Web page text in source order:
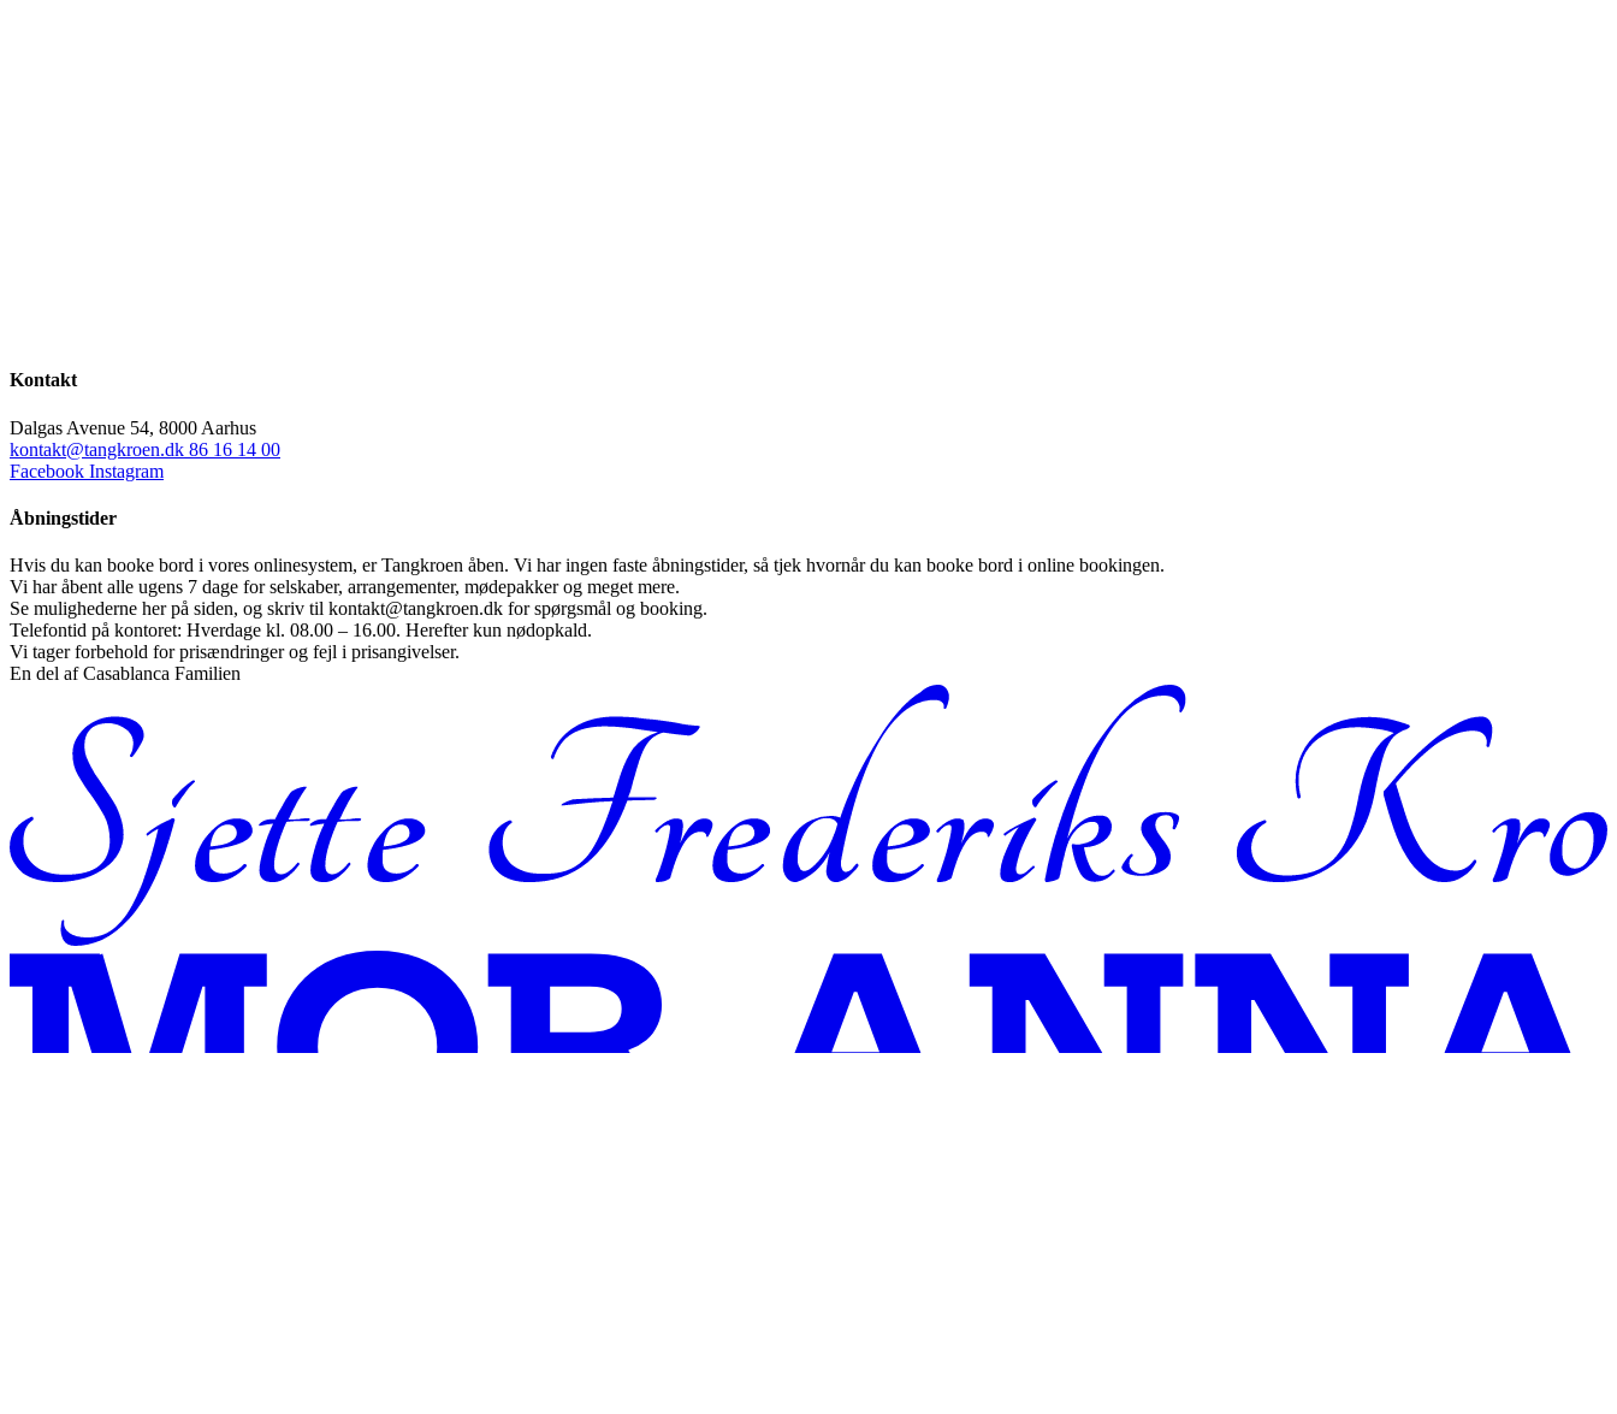
Kontakt
Dalgas Avenue 54, 8000 Aarhus
kontakt@tangkroen.dk 86 16 14 00
Facebook Instagram
Åbningstider
Hvis du kan booke bord i vores onlinesystem, er Tangkroen åben. Vi har ingen faste åbningstider, så tjek hvornår du kan booke bord i online bookingen.
Vi har åbent alle ugens 7 dage for selskaber, arrangementer, mødepakker og meget mere.
Se mulighederne her på siden, og skriv til kontakt@tangkroen.dk for spørgsmål og booking.
Telefontid på kontoret: Hverdage kl. 08.00 – 16.00. Herefter kun nødopkald.
Vi tager forbehold for prisændringer og fejl i prisangivelser.
En del af Casablanca Familien